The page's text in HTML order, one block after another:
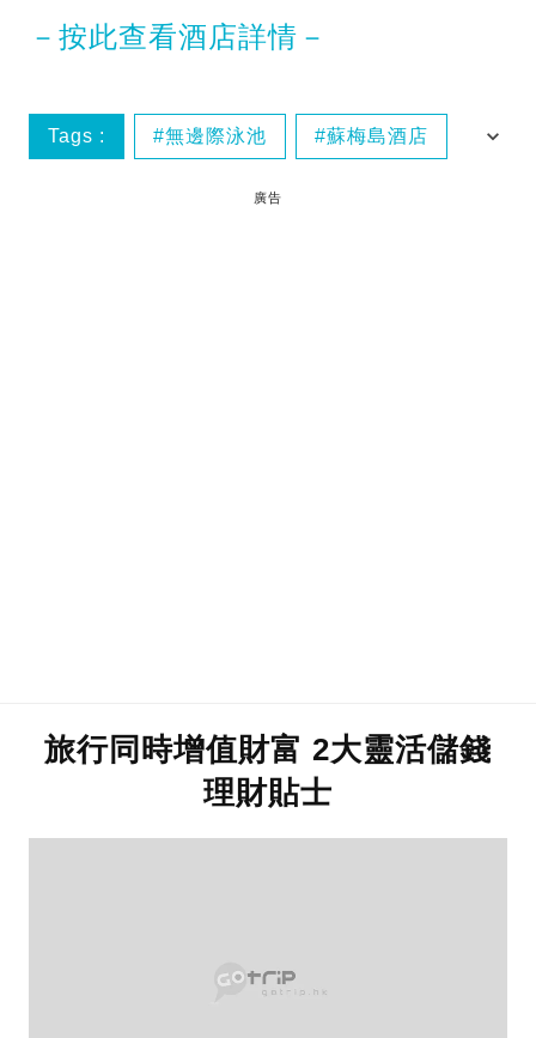
－按此查看酒店詳情－
Tags : 無邊際泳池 蘇梅島酒店
泰國酒店廣告
旅行同時增值財富 2大靈活儲錢
理財貼士